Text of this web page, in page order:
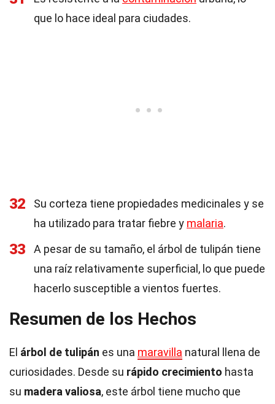
que lo hace ideal para ciudades.
32
Su corteza tiene propiedades medicinales y se
ha utilizado para tratar fiebre y malaria.
33
A pesar de su tamaño, el árbol de tulipán tiene
una raíz relativamente superficial, lo que puede
hacerlo susceptible a vientos fuertes.
Resumen de los Hechos
El árbol de tulipán es una maravilla natural llena de
curiosidades. Desde su rápido crecimiento hasta
su madera valiosa, este árbol tiene mucho que